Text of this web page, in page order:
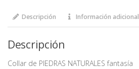
Descripción Información adicional
Descripción
Collar de PIEDRAS NATURALES fantasía